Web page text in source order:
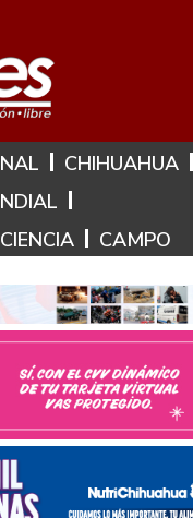
2026CHIHUAHUA
CIENCIA CAMPO